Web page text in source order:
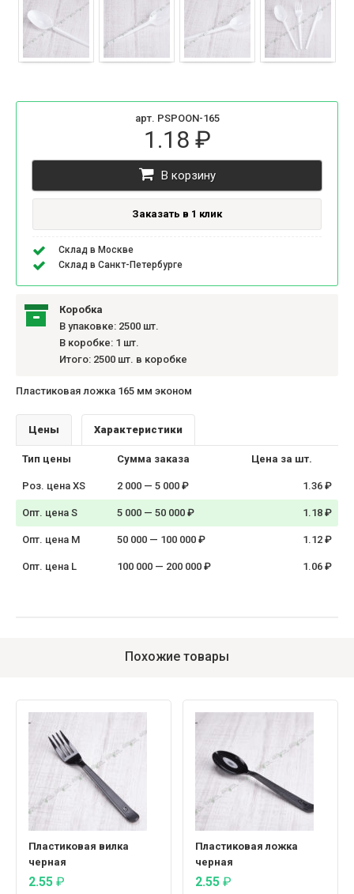
арт. PSPOON-165
1.18 ₽
В корзину
Заказать в 1 клик
Склад в Москве
Склад в Санкт-Петербурге
Коробка
В упаковке: 2500 шт.
В коробке: 1 шт.
Итого: 2500 шт. в коробке
Пластиковая ложка 165 мм эконом
Цены Характеристики
Тип цены Сумма заказа Цена за шт.
Роз. цена XS 2 000 — 5 000 ₽ 1.36 ₽
Опт. цена S 5 000 — 50 000 ₽ 1.18 ₽
Опт. цена M 50 000 — 100 000 ₽ 1.12 ₽
Опт. цена L 100 000 — 200 000 ₽ 1.06 ₽
Похожие товары
Пластиковая вилка
черная
2.55 ₽
Пластиковая ложка
черная
2.55 ₽